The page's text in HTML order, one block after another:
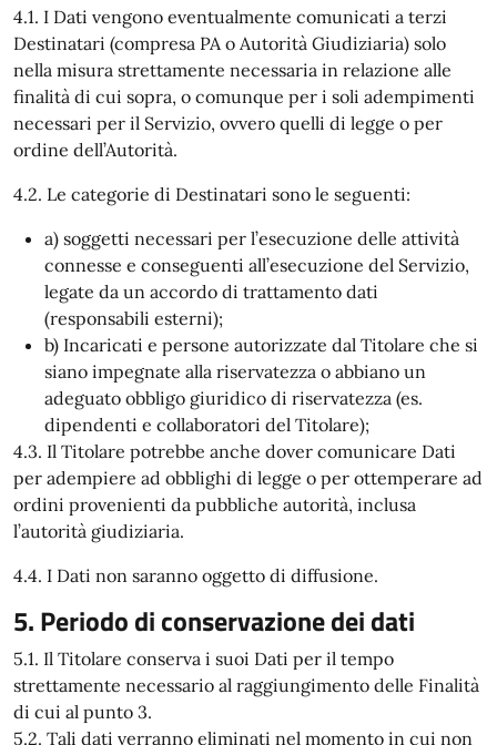
4.1. I Dati vengono eventualmente comunicati a terzi
Destinatari (compresa PA o Autorità Giudiziaria) solo
nella misura strettamente necessaria in relazione alle
finalità di cui sopra, o comunque per i soli adempimenti
necessari per il Servizio, ovvero quelli di legge o per
ordine dell’Autorità.
4.2. Le categorie di Destinatari sono le seguenti:
a) soggetti necessari per l’esecuzione delle attività
connesse e conseguenti all’esecuzione del Servizio,
legate da un accordo di trattamento dati
(responsabili esterni);
b) Incaricati e persone autorizzate dal Titolare che si
siano impegnate alla riservatezza o abbiano un
adeguato obbligo giuridico di riservatezza (es.
dipendenti e collaboratori del Titolare);
4.3. Il Titolare potrebbe anche dover comunicare Dati
per adempiere ad obblighi di legge o per ottemperare ad
ordini provenienti da pubbliche autorità, inclusa
l’autorità giudiziaria.
4.4. I Dati non saranno oggetto di diffusione.
5. Periodo di conservazione dei dati
5.1. Il Titolare conserva i suoi Dati per il tempo
strettamente necessario al raggiungimento delle Finalità
di cui al punto 3.
5.2. Tali dati verranno eliminati nel momento in cui non